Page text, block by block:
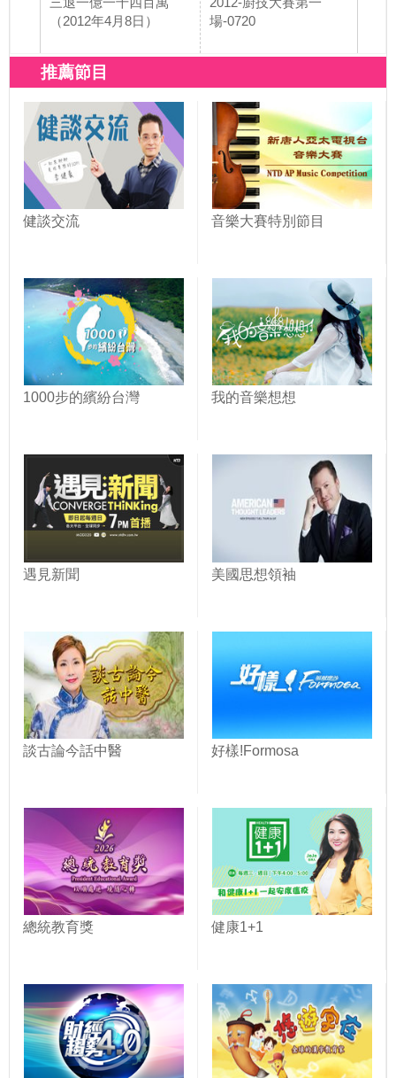
（2012年4月8日）
場-0720
推薦節目
健談交流 音樂大賽特別節目
1000步的繽紛台灣 我的音樂想想
遇見新聞 美國思想領袖
談古論今話中醫 好樣!Formosa
總統教育獎 健康1+1